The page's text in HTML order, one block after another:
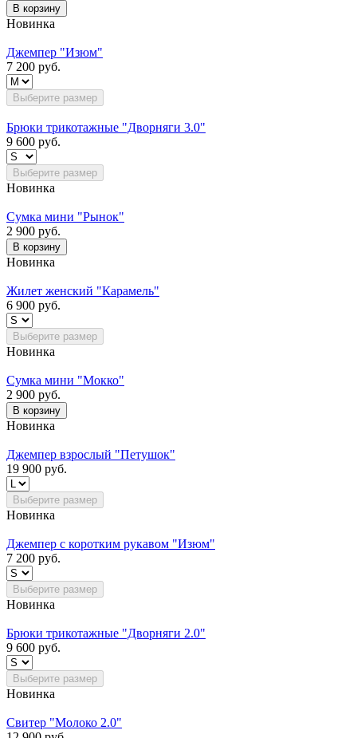
В корзину
Новинка
Джемпер "Изюм"
7 200 руб.
Выберите размер
Брюки трикотажные "Дворняги 3.0"
9 600 руб.
Выберите размер
Новинка
Сумка мини "Рынок"
2 900 руб.
В корзину
Новинка
Жилет женский "Карамель"
6 900 руб.
Выберите размер
Новинка
Сумка мини "Мокко"
2 900 руб.
В корзину
Новинка
Джемпер взрослый "Петушок"
19 900 руб.
Выберите размер
Новинка
Джемпер с коротким рукавом "Изюм"
7 200 руб.
Выберите размер
Новинка
Брюки трикотажные "Дворняги 2.0"
9 600 руб.
Выберите размер
Новинка
Свитер "Молоко 2.0"